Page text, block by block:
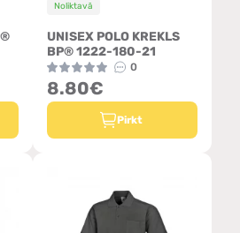
Noliktavā
UNISEX POLO KREKLS
BP® 1222-180-21
0
8.80€
Pirkt